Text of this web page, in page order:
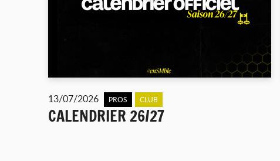
13/07/2026 PROS CLUB
CALENDRIER 26/27